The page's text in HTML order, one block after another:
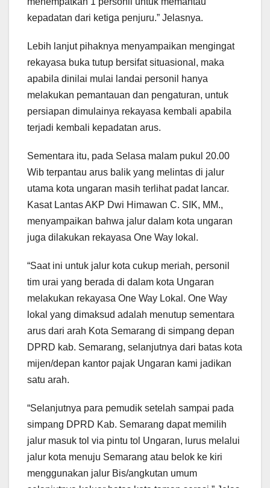
kepadatan dari ketiga penjuru.” Jelasnya.
Lebih lanjut pihaknya menyampaikan mengingat
rekayasa buka tutup bersifat situasional, maka
apabila dinilai mulai landai personil hanya
melakukan pemantauan dan pengaturan, untuk
persiapan dimulainya rekayasa kembali apabila
terjadi kembali kepadatan arus.
Sementara itu, pada Selasa malam pukul 20.00
Wib terpantau arus balik yang melintas di jalur
utama kota ungaran masih terlihat padat lancar.
Kasat Lantas AKP Dwi Himawan C. SIK, MM.,
menyampaikan bahwa jalur dalam kota ungaran
juga dilakukan rekayasa One Way lokal.
“Saat ini untuk jalur kota cukup meriah, personil
tim urai yang berada di dalam kota Ungaran
melakukan rekayasa One Way Lokal. One Way
lokal yang dimaksud adalah menutup sementara
arus dari arah Kota Semarang di simpang depan
DPRD kab. Semarang, selanjutnya dari batas kota
mijen/depan kantor pajak Ungaran kami jadikan
satu arah.
“Selanjutnya para pemudik setelah sampai pada
simpang DPRD Kab. Semarang dapat memilih
jalur masuk tol via pintu tol Ungaran, lurus melalui
jalur kota menuju Semarang atau belok ke kiri
menggunakan jalur Bis/angkutan umum